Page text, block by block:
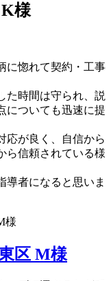
様
に惚れて契約・工事
た時間は守られ、説
についても迅速に提
応が良く、自信から
ら信頼されている様
導者になると思いま
区 M様